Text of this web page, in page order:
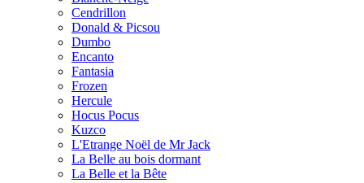
Cendrillon
Donald & Picsou
Dumbo
Encanto
Fantasia
Frozen
Hercule
Hocus Pocus
Kuzco
L'Etrange Noël de Mr Jack
La Belle au bois dormant
La Belle et la Bête